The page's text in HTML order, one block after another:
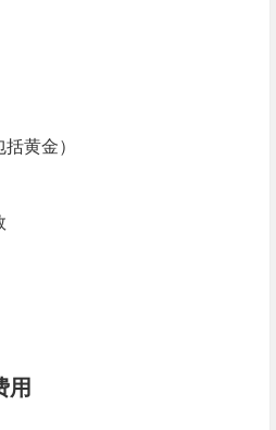
黄金）
用